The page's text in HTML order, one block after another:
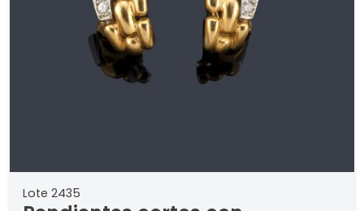
Lote 2435